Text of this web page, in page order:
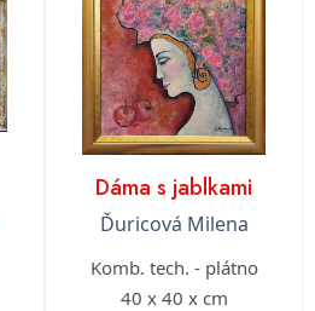
Dáma s jablkami
Ďuricová Milena
Komb. tech. - plátno
40 x 40 x cm